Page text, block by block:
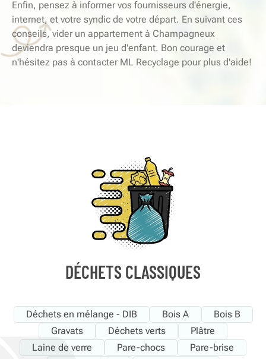
Enfin, pensez à informer vos fournisseurs d'énergie,
internet, et votre syndic de votre départ. En suivant ces
conseils, vider un appartement à Champagneux
deviendra presque un jeu d'enfant. Bon courage et
n'hésitez pas à contacter ML Recyclage pour plus d'aide!
DÉCHETS CLASSIQUES
Déchets en mélange - DIB Bois A
Bois B
Gravats
Déchets verts
Plâtre
Laine de verre
Pare-chocs
Pare-brise